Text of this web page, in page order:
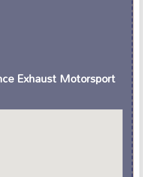
Exhaust Motorsport